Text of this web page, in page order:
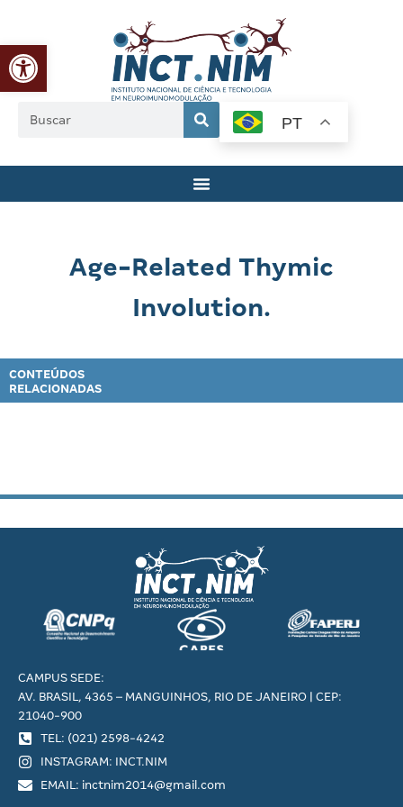
Abrir a barra de ferramentas
PT
Age-Related Thymic
Involution.
CONTEÚDOS
RELACIONADAS
CAMPUS SEDE:
AV. BRASIL, 4365 – MANGUINHOS, RIO DE JANEIRO | CEP:
21040-900
TEL: (021) 2598-4242
INSTAGRAM: INCT.NIM
EMAIL: inctnim2014@gmail.com